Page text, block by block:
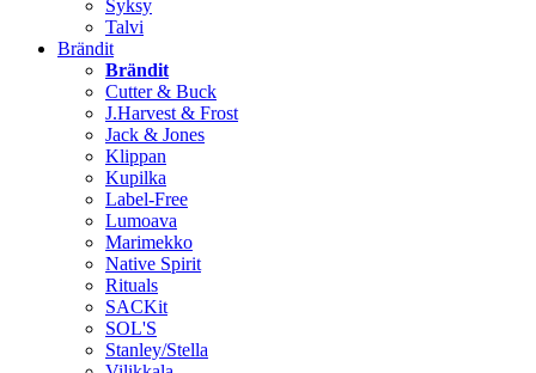
Syksy
Talvi
Brändit
Brändit
Cutter & Buck
J.Harvest & Frost
Jack & Jones
Klippan
Kupilka
Label-Free
Lumoava
Marimekko
Native Spirit
Rituals
SACKit
SOL'S
Stanley/Stella